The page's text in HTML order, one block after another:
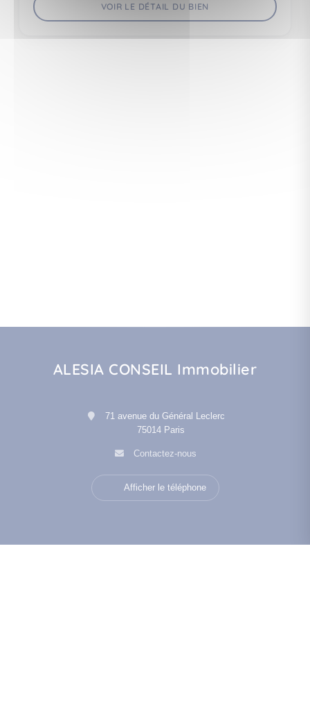
VOIR LE DÉTAIL DU BIEN
ALESIA CONSEIL Immobilier
71 avenue du Général Leclerc
75014 Paris
Contactez-nous
Afficher le téléphone